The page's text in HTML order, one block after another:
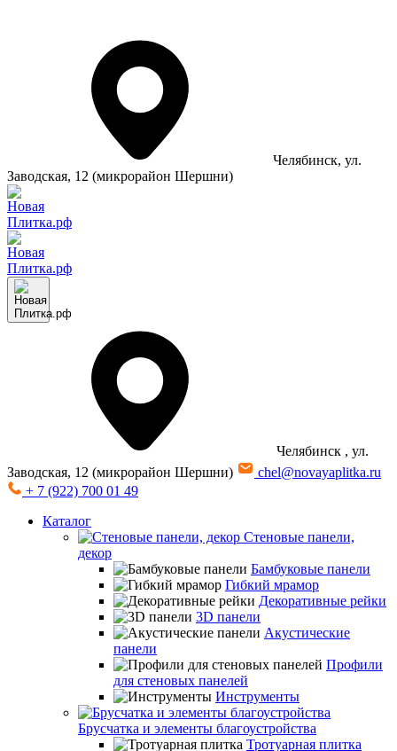
Челябинск, ул.
Заводская, 12 (микрорайон Шершни)
Челябинск , ул.
Заводская, 12 (микрорайон Шершни)
chel@novayaplitka.ru
+ 7 (922) 700 01 49
Каталог
Стеновые панели,
декор
Бамбуковые панели
Гибкий мрамор
Декоративные рейки
3D панели
Акустические
панели
Профили
для стеновых панелей
Инструменты
Брусчатка и элементы благоустройства
Тротуарная плитка